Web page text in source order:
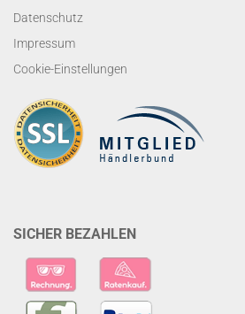
Datenschutz
Impressum
Cookie-Einstellungen
SICHER BEZAHLEN